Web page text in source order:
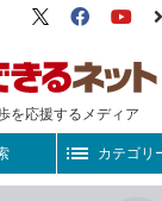
を応援するメディア
X（旧
Facebook
カテゴリ